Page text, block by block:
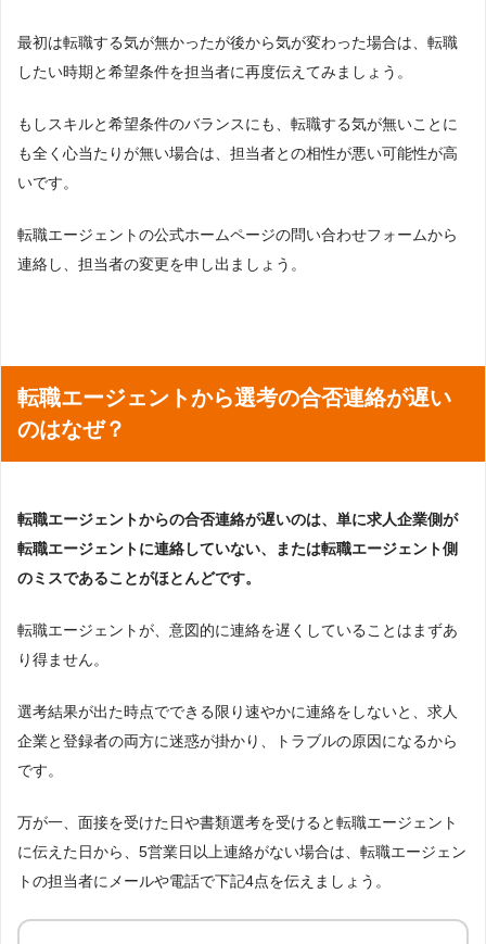
最初は転職する気が無かったが後から気が変わった場合は、転職
したい時期と希望条件を担当者に再度伝えてみましょう。
もしスキルと希望条件のバランスにも、転職する気が無いことに
も全く心当たりが無い場合は、担当者との相性が悪い可能性が高
いです。
転職エージェントの公式ホームページの問い合わせフォームから
連絡し、担当者の変更を申し出ましょう。
転職エージェントから選考の合否連絡が遅い
のはなぜ？
転職エージェントからの合否連絡が遅いのは、単に求人企業側が
転職エージェントに連絡していない、または転職エージェント側
のミスであることがほとんどです。
転職エージェントが、意図的に連絡を遅くしていることはまずあ
り得ません。
選考結果が出た時点でできる限り速やかに連絡をしないと、求人
企業と登録者の両方に迷惑が掛かり、トラブルの原因になるから
です。
万が一、面接を受けた日や書類選考を受けると転職エージェント
に伝えた日から、5営業日以上連絡がない場合は、転職エージェン
トの担当者にメールや電話で下記4点を伝えましょう。